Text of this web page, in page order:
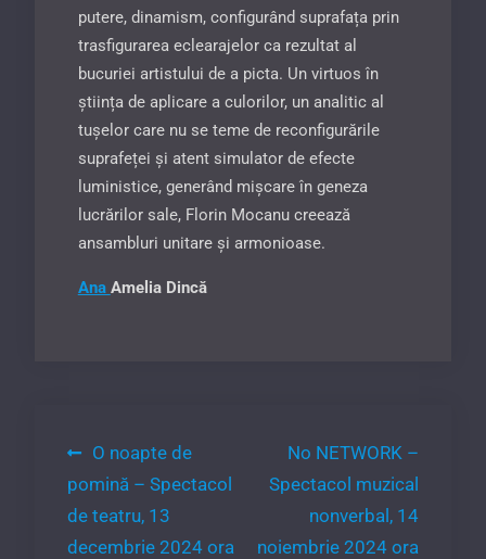
putere, dinamism, configurând suprafața prin
trasfigurarea eclearajelor ca rezultat al
bucuriei artistului de a picta. Un virtuos în
știința de aplicare a culorilor, un analitic al
tușelor care nu se teme de reconfigurările
suprafeței și atent simulator de efecte
luministice, generând mișcare în geneza
lucrărilor sale, Florin Mocanu creează
ansambluri unitare și armonioase.
Ana Amelia Dincă
Navigare
în
articole
O noapte de
pomină – Spectacol
de teatru, 13
decembrie 2024 ora
No NETWORK –
Spectacol muzical
nonverbal, 14
noiembrie 2024 ora